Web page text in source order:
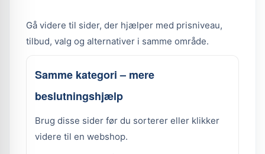
Gå videre til sider, der hjælper med prisniveau,
tilbud, valg og alternativer i samme område.
Samme kategori – mere
beslutningshjælp
Brug disse sider før du sorterer eller klikker
videre til en webshop.